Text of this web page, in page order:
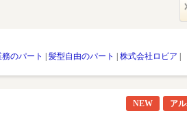
のパート 髪型自由のパート 株式会社ロピア
NEW ア